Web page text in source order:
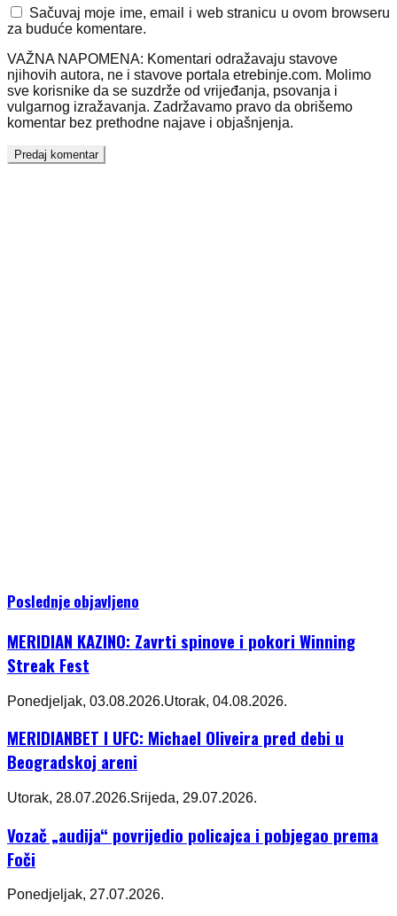
Sačuvaj moje ime, email i web stranicu u ovom browseru
za buduće komentare.
VAŽNA NAPOMENA: Komentari odražavaju stavove
njihovih autora, ne i stavove portala etrebinje.com. Molimo
sve korisnike da se suzdrže od vrijeđanja, psovanja i
vulgarnog izražavanja. Zadržavamo pravo da obrišemo
komentar bez prethodne najave i objašnjenja.
Poslednje objavljeno
MERIDIAN KAZINO: Zavrti spinove i pokori Winning
Streak Fest
Ponedjeljak, 03.08.2026.Utorak, 04.08.2026.
MERIDIANBET I UFC: Michael Oliveira pred debi u
Beogradskoj areni
Utorak, 28.07.2026.Srijeda, 29.07.2026.
Vozač „audija“ povrijedio policajca i pobjegao prema
Foči
Ponedjeljak, 27.07.2026.